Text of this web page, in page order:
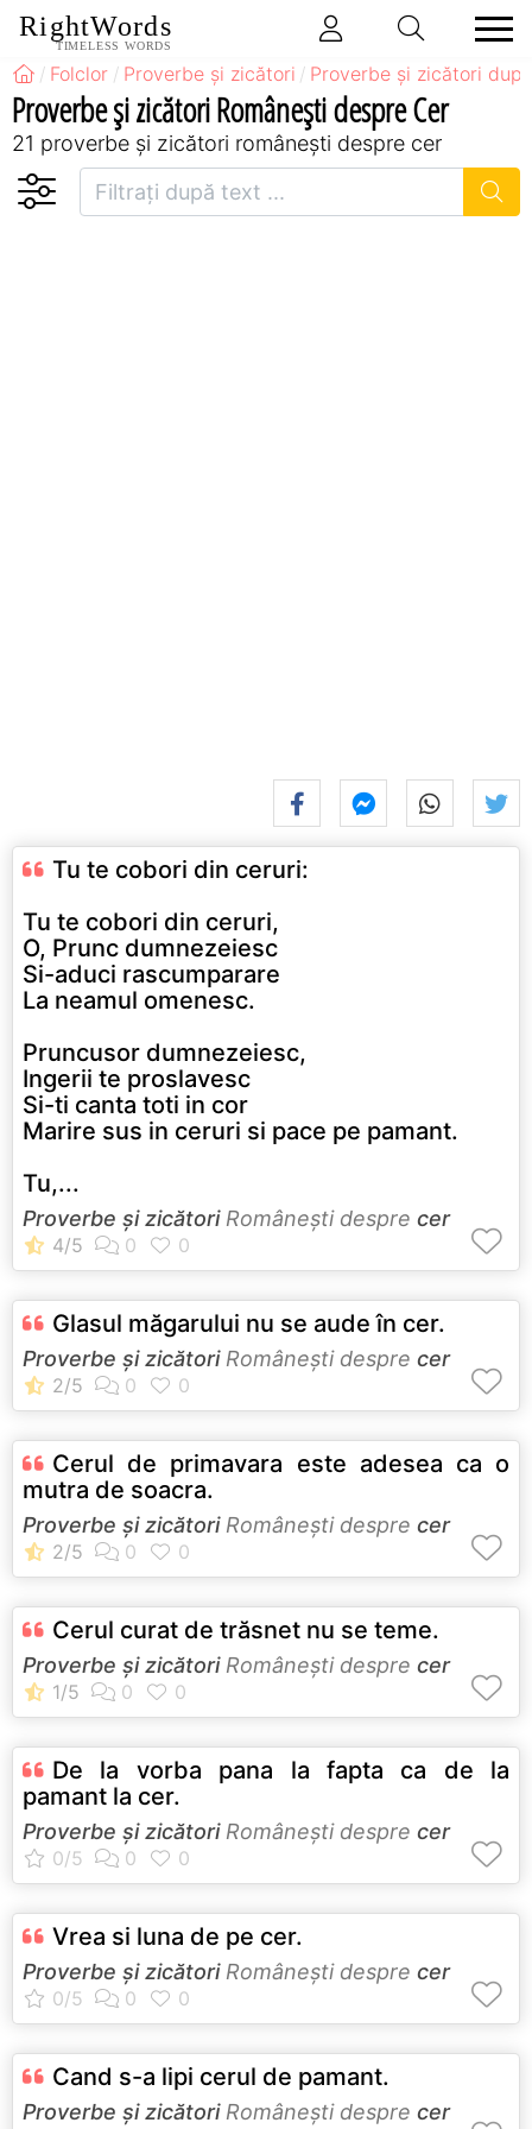
RightWords
TIMELESS WORDS
Folclor Proverbe și zicători Proverbe și zicători
Proverbe și zicători Româneşti despre Cer
21 proverbe și zicători româneşti despre cer
Tu te cobori din ceruri:
Tu te cobori din ceruri,
O, Prunc dumnezeiesc
Si-aduci rascumparare
La neamul omenesc.
Pruncusor dumnezeiesc,
Ingerii te proslavesc
Si-ti canta toti in cor
Marire sus in ceruri si pace pe pamant.
Tu,...
Proverbe și zicătoriRomâneşti despre cer
Glasul măgarului nu se aude în cer.
Proverbe și zicătoriRomâneşti despre cer
Cerul de primavara este adesea ca o
mutra de soacra.
Proverbe și zicătoriRomâneşti despre cer
Cerul curat de trăsnet nu se teme.
Proverbe și zicătoriRomâneşti despre cer
De la vorba pana la fapta ca de la
pamant la cer.
Proverbe și zicătoriRomâneşti despre cer
Vrea si luna de pe cer.
Proverbe și zicătoriRomâneşti despre cer
Cand s-a lipi cerul de pamant.
Proverbe și zicătoriRomâneşti despre cer